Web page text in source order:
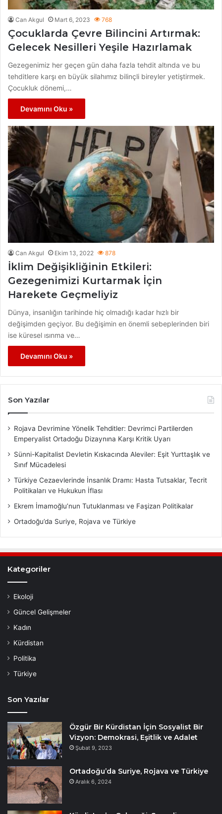
Can Akgul Mart 6, 2023 768
Çocuklarda Çevre Bilincini Artırmak:
Gelecek Nesilleri Yeşile Hazırlamak
Gezegenimiz her geçen gün daha fazla tehdit altında ve bu
tehditlere karşı en büyük silahımız bilinçli bireyler yetiştirmek.
Çocukluk dönemi,…
Devamını Oku »
Can Akgul Ekim 13, 2022 878
İklim Değişikliğinin Etkileri:
Gezegenimizi Kurtarmak İçin
Harekete Geçmeliyiz
Dünya, insanlığın tarihinde hiç olmadığı kadar hızlı bir
değişimden geçiyor. Bu değişimin en önemli sebeplerinden biri
ise küresel ısınma ve…
Devamını Oku »
Son Yazılar
Rojava Devrimine Yönelik Tehditler: Devrimci Partilerden
Emperyalist Ortadoğu Dizaynına Karşı Kritik Uyarı
Sünni-Kapitalist Devletin Kıskacında Aleviler: Eşit Yurttaşlık ve
Sınıf Mücadelesi
Türkiye Cezaevlerinde İnsanlık Dramı: Hasta Tutsaklar, Tecrit
Politikaları ve Hukukun İflası
Ekrem İmamoğlu’nun Tutuklanması ve Faşizan Politikalar
Ortadoğu’da Suriye, Rojava ve Türkiye
Kategoriler
Ekoloji
Güncel Gelişmeler
Kadın
Kürdistan
Politika
Türkiye
Son Yazılar
Özgür Bir Kürdistan İçin Sosyalist Bir
Vizyon: Demokrasi, Eşitlik ve Adalet
Şubat 9, 2023
Ortadoğu’da Suriye, Rojava ve Türkiye
Aralık 6, 2024